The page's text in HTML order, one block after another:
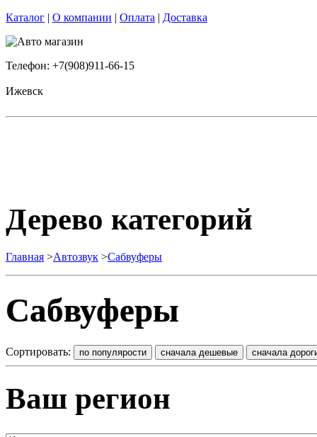
Каталог | О компании | Оплата | Доставка
Телефон: +7(908)911-66-15
Ижевск
Дерево категорий
Главная >Автозвук >Сабвуферы
Сабвуферы
Сортировать:
Ваш регион